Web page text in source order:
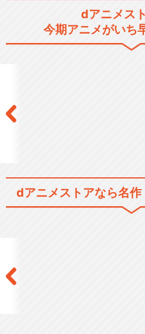
総司
dアニメス
今期アニメがいち
dアニメストアなら名作